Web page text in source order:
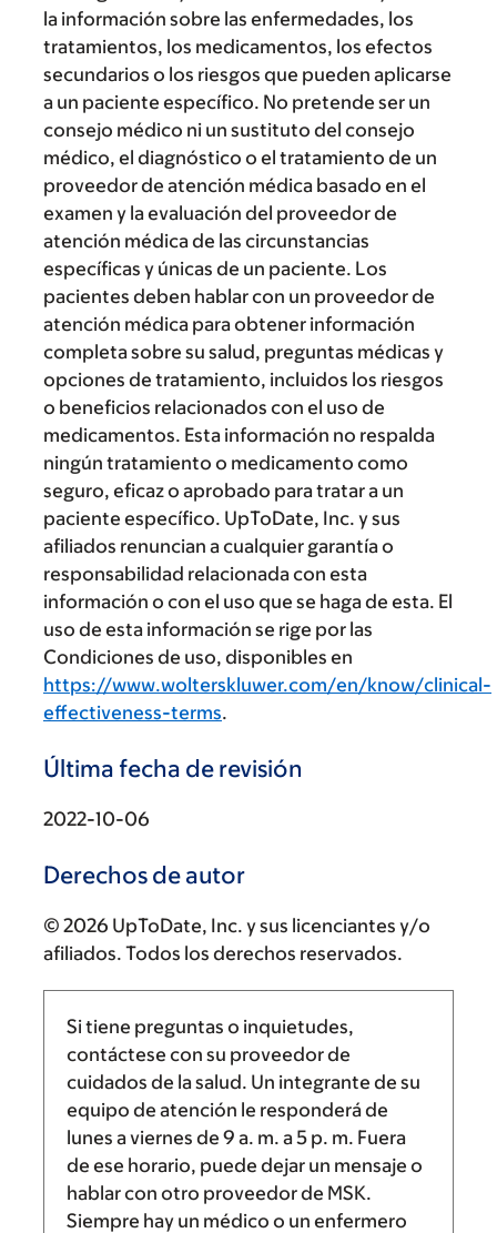
la información sobre las enfermedades, los
tratamientos, los medicamentos, los efectos
secundarios o los riesgos que pueden aplicarse
a un paciente específico. No pretende ser un
consejo médico ni un sustituto del consejo
médico, el diagnóstico o el tratamiento de un
proveedor de atención médica basado en el
examen y la evaluación del proveedor de
atención médica de las circunstancias
específicas y únicas de un paciente. Los
pacientes deben hablar con un proveedor de
atención médica para obtener información
completa sobre su salud, preguntas médicas y
opciones de tratamiento, incluidos los riesgos
o beneficios relacionados con el uso de
medicamentos. Esta información no respalda
ningún tratamiento o medicamento como
seguro, eficaz o aprobado para tratar a un
paciente específico. UpToDate, Inc. y sus
afiliados renuncian a cualquier garantía o
responsabilidad relacionada con esta
información o con el uso que se haga de esta. El
uso de esta información se rige por las
Condiciones de uso, disponibles en
https://www.wolterskluwer.com/en/know/clinical-
effectiveness-terms.
Última fecha de revisión
2022-10-06
Derechos de autor
© 2026 UpToDate, Inc. y sus licenciantes y/o
afiliados. Todos los derechos reservados.
Si tiene preguntas o inquietudes,
contáctese con su proveedor de
cuidados de la salud. Un integrante de su
equipo de atención le responderá de
lunes a viernes de 9 a. m. a5 p. m. Fuera
de ese horario, puede dejar un mensaje o
hablar con otro proveedor de MSK.
Siempre hay un médico o un enfermero